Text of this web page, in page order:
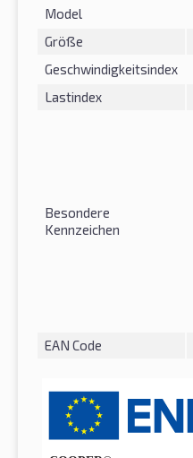
Model
Größe
Geschwindigkeitsindex
Lastindex
Besondere
Kennzeichen
EAN Code